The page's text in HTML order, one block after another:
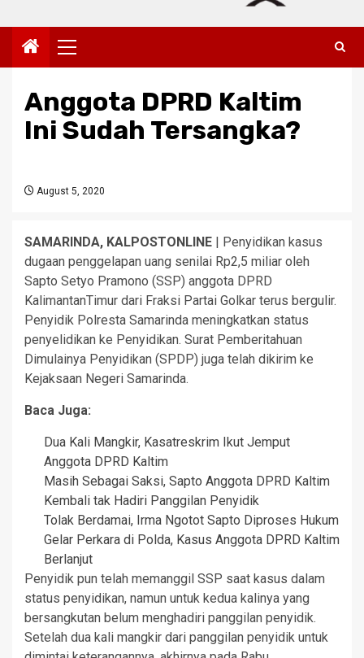
Primary
Menu
Anggota DPRD Kaltim
Ini Sudah Tersangka?
August 5, 2020
SAMARINDA, KALPOSTONLINE | Penyidikan kasus
dugaan penggelapan uang senilai Rp2,5 miliar oleh
Sapto Setyo Pramono (SSP) anggota DPRD
KalimantanTimur dari Fraksi Partai Golkar terus bergulir.
Penyidik Polresta Samarinda meningkatkan status
penyelidikan ke Penyidikan. Surat Pemberitahuan
Dimulainya Penyidikan (SPDP) juga telah dikirim ke
Kejaksaan Negeri Samarinda.
Baca Juga:
Dua Kali Mangkir, Kasatreskrim Ikut Jemput
Anggota DPRD Kaltim
Masih Sebagai Saksi, Sapto Anggota DPRD Kaltim
Kembali tak Hadiri Panggilan Penyidik
Tolak Berdamai, Irma Ngotot Sapto Diproses Hukum
Gelar Perkara di Polda, Kasus Anggota DPRD Kaltim
Berlanjut
Penyidik pun telah memanggil SSP saat kasus dalam
status penyidikan, namun untuk kedua kalinya yang
bersangkutan belum menghadiri panggilan penyidik.
Setelah dua kali mangkir dari panggilan penyidik untuk